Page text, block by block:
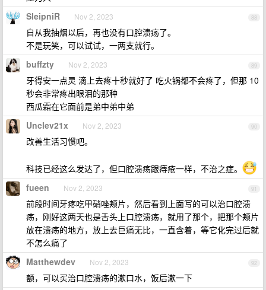
88
SleipniR Nov 2, 2023
自从我抽烟以后，再也没有口腔溃疡了。
不是玩笑，可以试试，一两支就行。
89
buffzty Nov 2, 2023
牙得安一点灵 滴上去疼十秒就好了 吃火锅都不会疼了，但那 10
秒会非常疼出眼泪的那种
西瓜霜在它面前是弟中弟中弟
90
Unclev21x Nov 2, 2023
改善生活习惯吧。
科技已经这么发达了，但口腔溃疡跟痔疮一样，不治之症。
91
fueen Nov 2, 2023
前段时间牙疼吃甲硝唑颊片，然后看到上面写的可以治口腔溃
疡，刚好这两天也是舌头上口腔溃疡，就用了那个，把那个颊片
放在溃疡的地方，放上去巨痛无比，一直含着，等它化完过后就
不怎么痛了
92
Matthewdev Nov 2, 2023
额，可以买治口腔溃疡的漱口水，饭后漱一下